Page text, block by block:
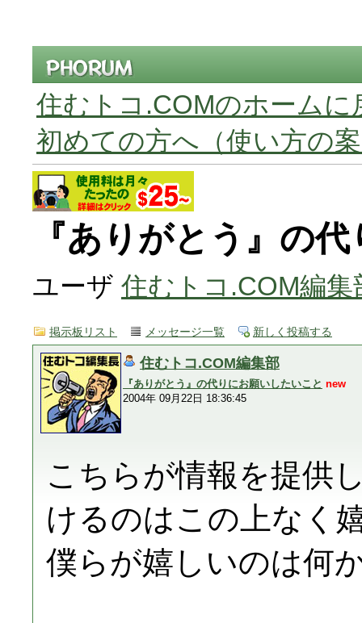
住むトコ.COMのホームに
初めての方へ（使い方の
『ありがとう』の
ユーザ 住むトコ.COM編集
掲示板リスト メッセージ一覧 新しく投稿する
住むトコ.COM編集部
『ありがとう』の代りにお願いしたいこと new
2004年 09月22日 18:36:45
こちらが情報を提供
けるのはこの上なく
僕らが嬉しいのは何